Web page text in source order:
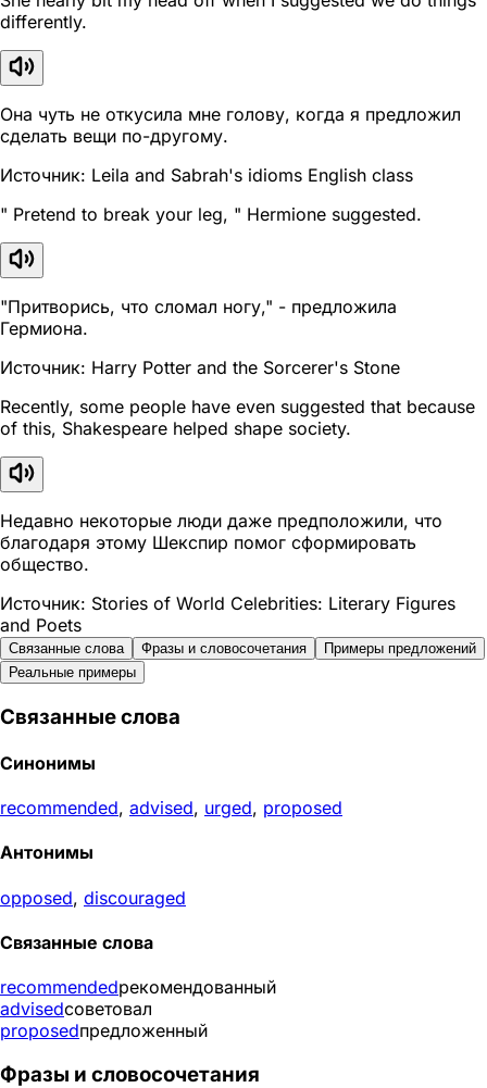
differently.
Она чуть не откусила мне голову, когда я предложил
сделать вещи по-другому.
Источник: Leila and Sabrah's idioms English class
" Pretend to break your leg, " Hermione suggested.
"Притворись, что сломал ногу," - предложила
Гермиона.
Источник: Harry Potter and the Sorcerer's Stone
Recently, some people have even suggested that because
of this, Shakespeare helped shape society.
Недавно некоторые люди даже предположили, что
благодаря этому Шекспир помог сформировать
общество.
Источник: Stories of World Celebrities: Literary Figures
and Poets
Связанные слова Фразы и словосочетания
Примеры предложений
Реальные примеры
Связанные слова
Синонимы
recommended, advised, urged, proposed
Антонимы
opposed, discouraged
Связанные слова
recommendedрекомендованный
advisedсоветовал
proposedпредложенный
Фразы и словосочетания